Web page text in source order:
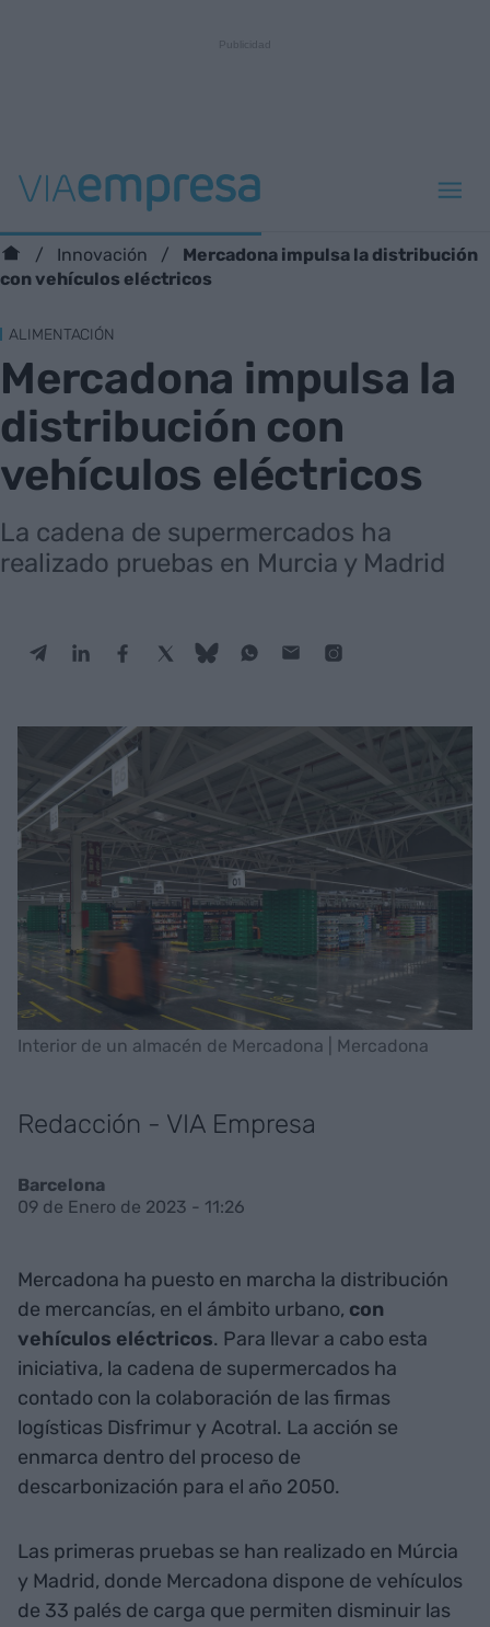
Innovación
Mercadona impulsa la distribución
con vehículos eléctricos
ALIMENTACIÓN
Mercadona impulsa la
distribución con
vehículos eléctricos
La cadena de supermercados ha
realizado pruebas en Murcia y Madrid
Interior de un almacén de Mercadona | Mercadona
Redacción - VIA Empresa
Barcelona
09 de Enero de 2023 - 11:26
Mercadona ha puesto en marcha la distribución
de mercancías, en el ámbito urbano, con
vehículos eléctricos. Para llevar a cabo esta
iniciativa, la cadena de supermercados ha
contado con la colaboración de las firmas
logísticas Disfrimur y Acotral. La acción se
enmarca dentro del proceso de
descarbonización para el año 2050.
Las primeras pruebas se han realizado en Múrcia
y Madrid, donde Mercadona dispone de vehículos
de 33 palés de carga que permiten disminuir las